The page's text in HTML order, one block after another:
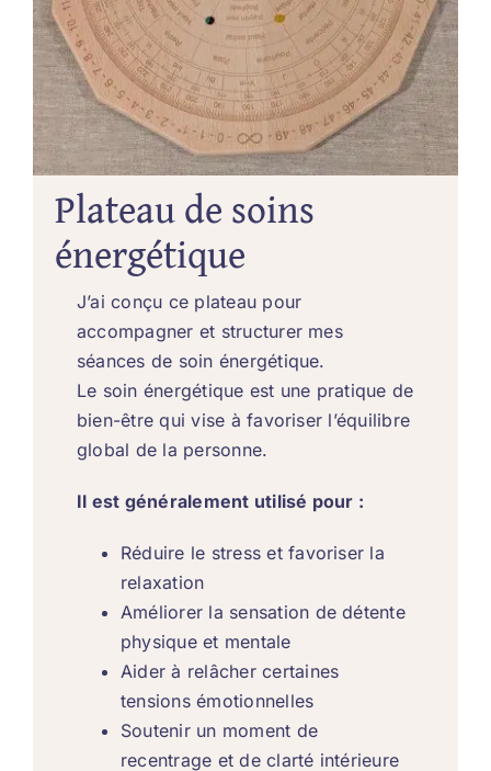
Plateau de soins
énergétique
J’ai conçu ce plateau pour
accompagner et structurer mes
séances de soin énergétique.
Le soin énergétique est une pratique de
bien-être qui vise à favoriser l’équilibre
global de la personne.
Il est généralement utilisé pour :
Réduire le stress et favoriser la
relaxation
Améliorer la sensation de détente
physique et mentale
Aider à relâcher certaines
tensions émotionnelles
Soutenir un moment de
recentrage et de clarté intérieure